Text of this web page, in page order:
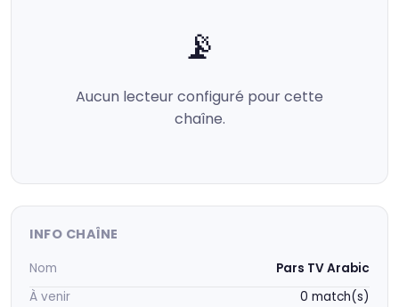
📡
Aucun lecteur configuré pour cette
chaîne.
INFO CHAÎNE
Nom
Pars TV Arabic
À venir
0 match(s)